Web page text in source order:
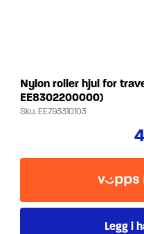
Nylon roller hjul for
EE8302200000)
Sku.EE793310103